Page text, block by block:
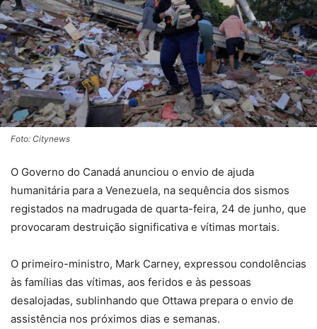
Foto: Citynews
O Governo do Canadá anunciou o envio de ajuda
humanitária para a Venezuela, na sequência dos sismos
registados na madrugada de quarta-feira, 24 de junho, que
provocaram destruição significativa e vítimas mortais.
O primeiro-ministro, Mark Carney, expressou condolências
às famílias das vítimas, aos feridos e às pessoas
desalojadas, sublinhando que Ottawa prepara o envio de
assistência nos próximos dias e semanas.